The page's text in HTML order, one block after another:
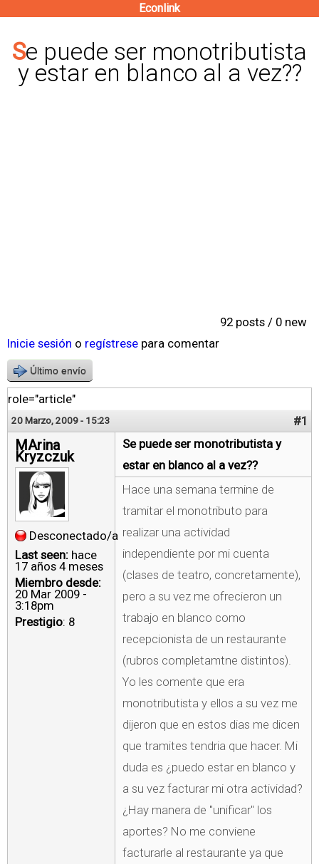
contenido
principal
Econlink
Se puede ser monotributista
y estar en blanco al a vez??
92 posts / 0 new
Inicie sesión o regístrese para comentar
Último envío
role="article"
20 Marzo, 2009 - 15:23 #1
MArina
Kryzczuk
Desconectado/a
Last seen: hace
17 años 4 meses
Miembro desde:
20 Mar 2009 -
3:18pm
Prestigio: 8
Se puede ser monotributista y
estar en blanco al a vez??
Hace una semana termine de
tramitar el monotributo para
realizar una actividad
independiente por mi cuenta
(clases de teatro, concretamente),
pero a su vez me ofrecieron un
trabajo en blanco como
recepcionista de un restaurante
(rubros completamtne distintos).
Yo les comente que era
monotributista y ellos a su vez me
dijeron que en estos dias me dicen
que tramites tendria que hacer. Mi
duda es ¿puedo estar en blanco y
a su vez facturar mi otra actividad?
¿Hay manera de "unificar" los
aportes? No me conviene
facturarle al restaurante ya que